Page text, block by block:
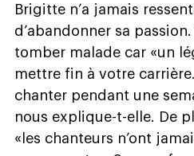
Brigitte n’a jamais
d’abandonner sa
tomber malade car «un
mettre fin à votre
chanter pendant une
nous explique-t-elle. De
«les chanteurs n’ont